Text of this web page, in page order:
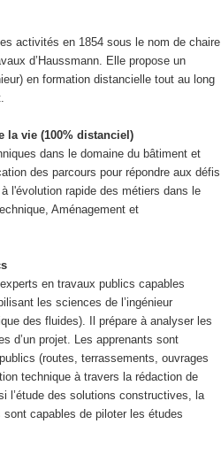
activités en 1854 sous le nom de chaire
d’Haussmann. Elle propose un
en formation distancielle tout au long
la vie (100% distanciel)
dans le domaine du bâtiment et
des parcours pour répondre aux défis
l'évolution rapide des métiers dans le
Aménagement et
en travaux publics capables
les sciences de l’ingénieur
des fluides). Il prépare à analyser les
d’un projet. Les apprenants sont
(routes, terrassements, ouvrages
technique à travers la rédaction de
l’étude des solutions constructives, la
capables de piloter les études